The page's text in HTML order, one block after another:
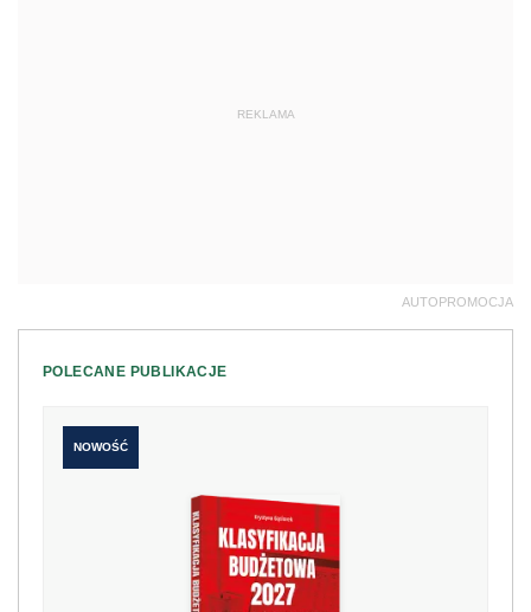
REKLAMA
AUTOPROMOCJA
POLECANE PUBLIKACJE
NOWOŚĆ